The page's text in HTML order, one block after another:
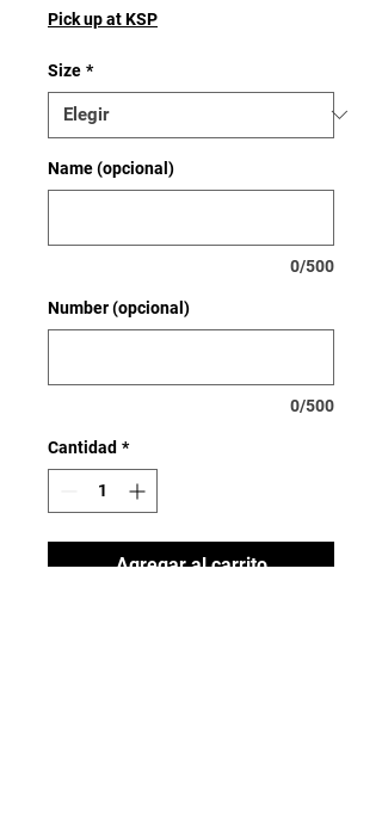
Pick up at KSP
Size *
Name (opcional)
0/500
Number (opcional)
0/500
Cantidad *
Agregar al carrito